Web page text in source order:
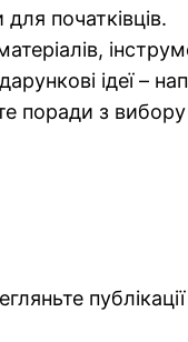
початківців.
ідеї –
поради з вибору